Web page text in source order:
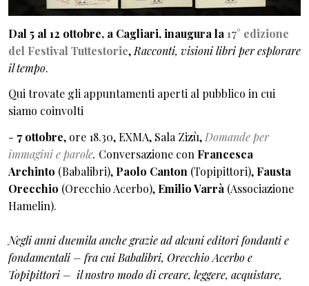
Dal 5 al 12 ottobre, a Cagliari, inaugura la 17° edizione
del Festival Tuttestorie, Racconti, visioni libri per esplorare
il tempo.
Qui trovate gli appuntamenti aperti al pubblico in cui
siamo coinvolti
- 7 ottobre, ore 18.30, EXMA, Sala Zizù, Domande per
immagini e parole. Conversazione con Francesca
Archinto (Babalibri), Paolo Canton (Topipittori), Fausta
Orecchio (Orecchio Acerbo), Emilio Varrà (Associazione
Hamelin).
Negli anni duemila anche grazie ad alcuni editori fondanti e
fondamentali – fra cui Babalibri, Orecchio Acerbo e
Topipittori – il nostro modo di creare, leggere, acquistare,